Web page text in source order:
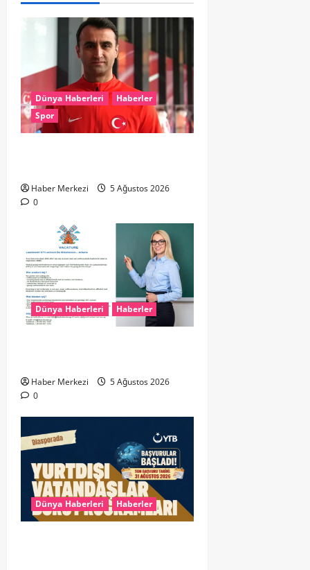
Dünya Haberleri
Haberler
Spor
Haber Merkezi
5 Ağustos 2026
0
Dünya Haberleri Haberler
Haber Merkezi
5 Ağustos 2026
0
Dünya Haberleri Haberler